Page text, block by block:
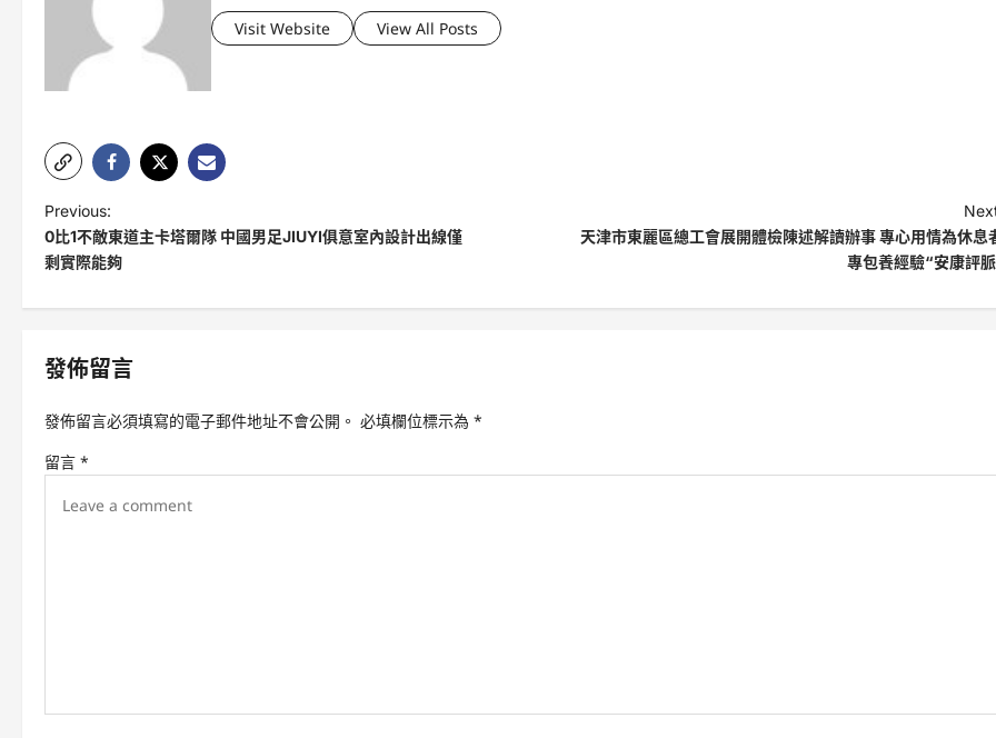
Visit Website View All Posts
P
o
n
a
v
i
Previous:
0比1不敵東道主卡塔爾隊 中國男足JIUYI俱意室內設計出線僅
剩實際能夠
天津市東麗區總工會展開體檢陳述解讀辦事 專心用情為休息
專包養經驗“安康評
發佈留言
發佈留言必須填寫的電子郵件地址不會公開。 必填欄位標示為 *
留言 *